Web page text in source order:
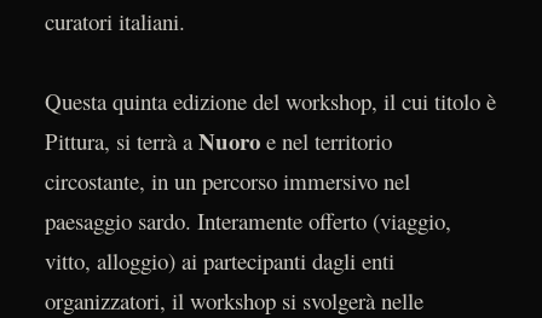
curatori italiani.
Questa quinta edizione del workshop, il cui titolo è
Pittura, si terrà a Nuoroe nel territorio
circostante, in un percorso immersivo nel
paesaggio sardo. Interamente offerto (viaggio,
vitto, alloggio) ai partecipanti dagli enti
organizzatori, il workshop si svolgerà nelle